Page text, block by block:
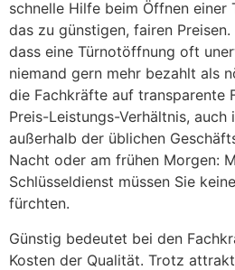
schnelle Hilfe beim Öffnen einer
das zu günstigen, fairen
dass eine Türnotöffnung oft
niemand gern mehr bezahlt als
die Fachkräfte auf transparente
Preis-Leistungs-Verhältnis,
außerhalb der üblichen
Nacht oder am frühen Morgen:
Schlüsseldienst müssen Sie
fürchten.
Günstig bedeutet bei den
Kosten der Qualität. Trotz